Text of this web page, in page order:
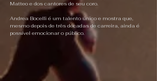
Matteo e dos cantores de seu coro.
Andrea Bocelli é um talento único e mostra que,
mesmo depois de três décadas de carreira, ainda é
possível emocionar o público.